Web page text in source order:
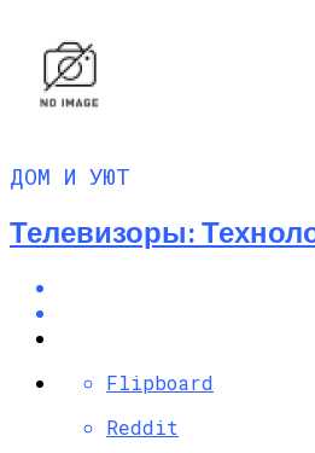
ДОМ И УЮТ
Телевизоры:
Flipboard
Reddit